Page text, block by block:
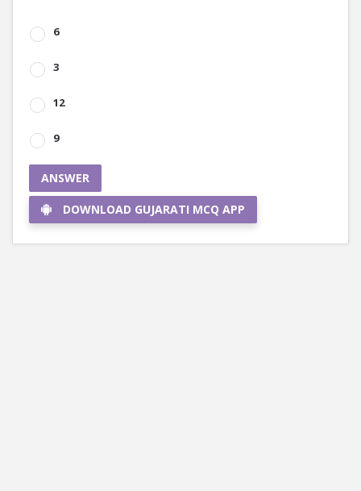
6
3
12
9
ANSWER
DOWNLOAD GUJARATI MCQ APP